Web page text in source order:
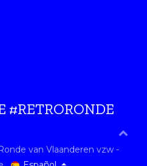
#RETRORONDE
van Vlaanderen vzw -